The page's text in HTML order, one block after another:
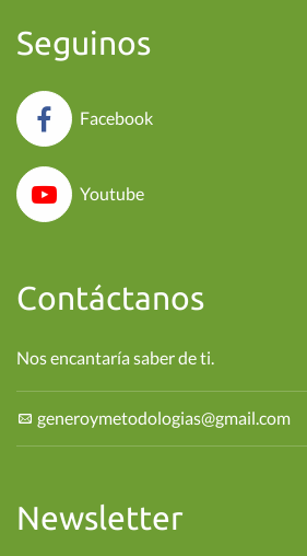
Seguinos
Facebook
Youtube
Contáctanos
Nos encantaría saber de ti.
generoymetodologias@gmail.com
Newsletter